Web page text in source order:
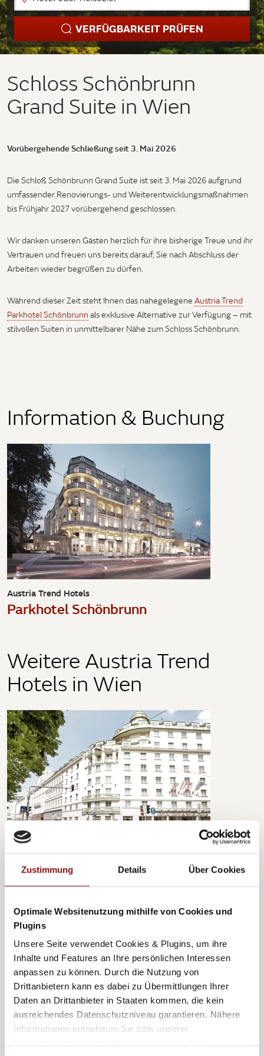
Zustimmung Details Über Cookies
Optimale Websitenutzung mithilfe von Cookies und
Plugins
Unsere Seite verwendet Cookies & Plugins, um ihre
Inhalte und Features an Ihre persönlichen Interessen
anpassen zu können. Durch die Nutzung von
Drittanbietern kann es dabei zu Übermittlungen Ihrer
Daten an Drittanbieter in Staaten kommen, die kein
ausreichendes Datenschutzniveau garantieren. Nähere
Informationen entnehmen Sie bitte unserer
VERFÜGBARKEIT PRÜFEN
Schloss Schönbrunn
Grand Suite in Wien
Vorübergehende Schließung seit 3. Mai 2026
Die Schloß Schönbrunn Grand Suite ist seit 3. Mai 2026 aufgrund
umfassender Renovierungs- und Weiterentwicklungsmaßnahmen
bis Frühjahr 2027 vorübergehend geschlossen.
Wir danken unseren Gästen herzlich für ihre bisherige Treue und ihr
Vertrauen und freuen uns bereits darauf, Sie nach Abschluss der
Arbeiten wieder begrüßen zu dürfen.
Während dieser Zeit steht Ihnen das nahegelegene Austria Trend
Parkhotel Schönbrunn als exklusive Alternative zur Verfügung – mit
stilvollen Suiten in unmittelbarer Nähe zum Schloss Schönbrunn.
Information & Buchung
Austria Trend Hotels
Parkhotel Schönbrunn
Weitere Austria Trend
Hotels in Wien
Hotel Ananas ****